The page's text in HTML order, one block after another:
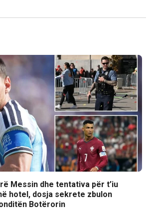
Messin dhe tentativa për t’iu
hotel, dosja sekrete zbulon
Botërorin